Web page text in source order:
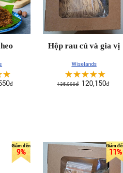
☆
đ
Hộp rau củ và gia vị
Wiselands
☆☆☆☆☆
135,000đ 120,150đ
9% 11%